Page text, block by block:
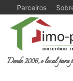
Parceiros
Desde 2006, o local